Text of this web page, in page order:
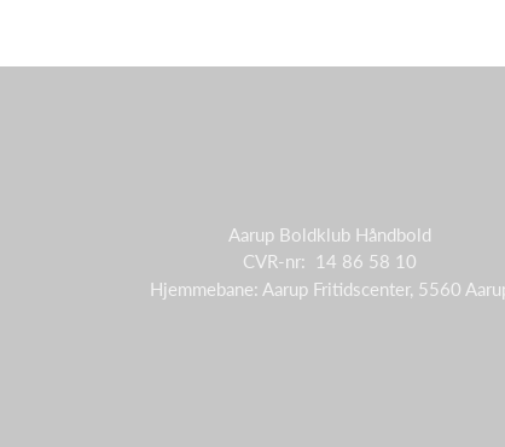
Aarup Boldklub Håndbold
CVR-nr: 14 86 58 10
Hjemmebane: Aarup Fritidscenter, 5560